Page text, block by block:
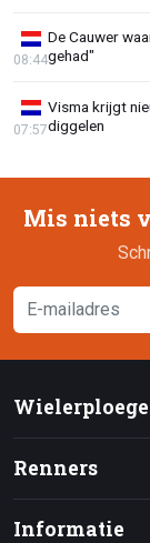
De Cauwer
gehad"
08:44
Visma krijgt
diggelen
07:57
Mis niets
Renners
Informatie